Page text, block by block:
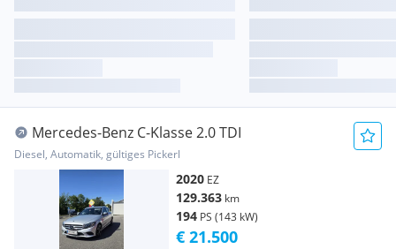
Mercedes-Benz C-Klasse 2.0 TDI
Diesel, Automatik, gültiges Pickerl
2020 EZ
129.363 km
194 PS (143 kW)
€ 21.500